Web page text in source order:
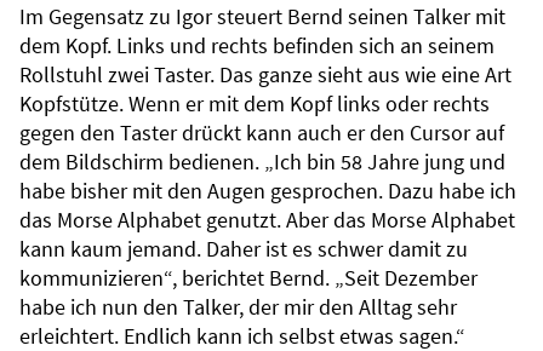
Im Gegensatz zu Igor steuert Bernd seinen Talker mit
dem Kopf. Links und rechts befinden sich an seinem
Rollstuhl zwei Taster. Das ganze sieht aus wie eine Art
Kopfstütze. Wenn er mit dem Kopf links oder rechts
gegen den Taster drückt kann auch er den Cursor auf
dem Bildschirm bedienen. „Ich bin 58 Jahre jung und
habe bisher mit den Augen gesprochen. Dazu habe ich
das Morse Alphabet genutzt. Aber das Morse Alphabet
kann kaum jemand. Daher ist es schwer damit zu
kommunizieren“, berichtet Bernd. „Seit Dezember
habe ich nun den Talker, der mir den Alltag sehr
erleichtert. Endlich kann ich selbst etwas sagen.“